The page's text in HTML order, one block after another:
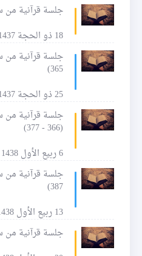
جلسة قرآنية من سورة
18 ذو الحجة 1437 للهجرة
365)
25 ذو الحجة 1437 للهجرة
جلسة قرآنية من
(366 - 377)
6 ربيع الأول 1438 للهجرة
387)
13 ربيع الأول 1438 للهجرة
جلسة قرآنية من